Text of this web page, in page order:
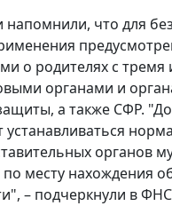
что для
о родителях с тремя
органами и
а также СФР.
устанавливаться
органов
месту нахождения
– подчеркнули в